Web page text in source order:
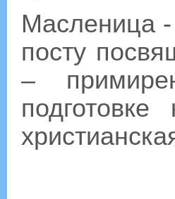
Масленица -
посту
–